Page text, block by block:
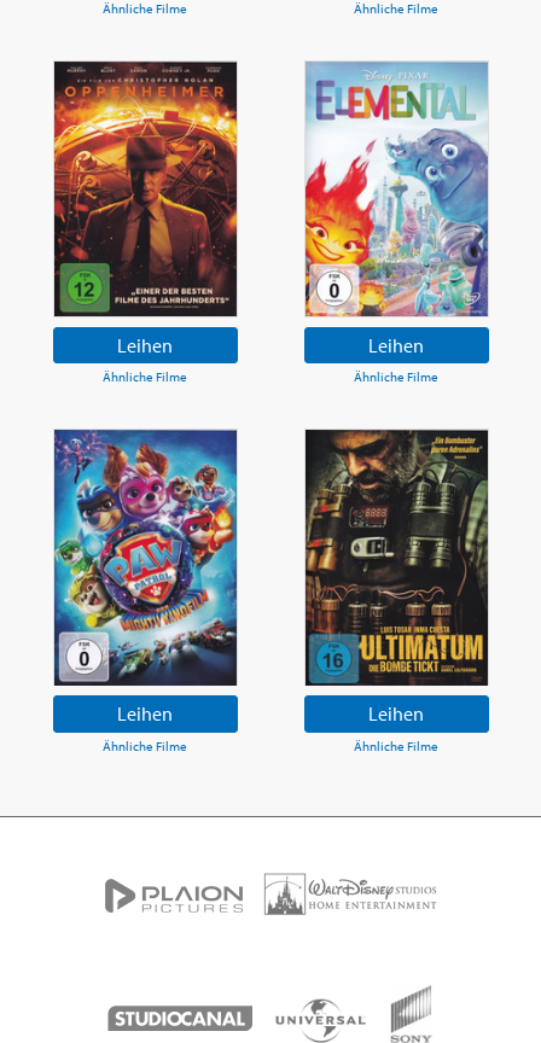
Ähnliche Filme Ähnliche Filme
Leihen
Ähnliche Filme
Leihen
Ähnliche Filme
Leihen
Ähnliche Filme
Leihen
Ähnliche Filme